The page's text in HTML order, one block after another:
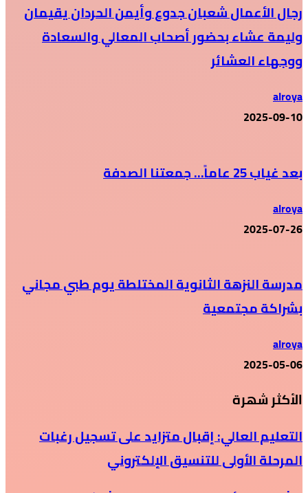
رجال الأعمال شعبان جدوع وأيمن الحردان يقيمان
وليمة عشاء بحضور أصحاب المعالي والسعادة
ووجهاء العشائر
alroya
2025-09-10
بعد غياب 25 عاماً… جمعتنا الصدفة
alroya
2025-07-26
مدرسة النزهة الثانوية المختلطة يوم طبي مجاني
بشراكة مجتمعية
alroya
2025-05-06
الأكثر شهرة
التعليم العالي: إقبال متزايد على تسجيل رغبات
المرحلة الأولى للتنسيق الإلكتروني